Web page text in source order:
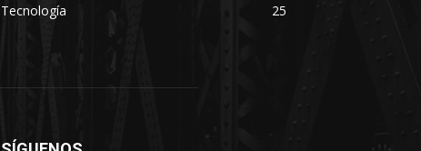
Tecnología
25